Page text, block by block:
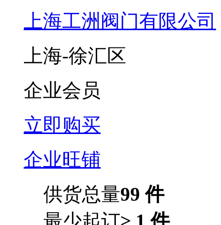
上海工洲阀门有限公司
上海-徐汇区
企业会员
立即购买
企业旺铺
供货总量99 件
最少起订≥ 1 件